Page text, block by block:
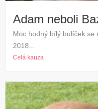
Adam neboli
Moc hodný bílý bulíček se
2018...
Celá kauza